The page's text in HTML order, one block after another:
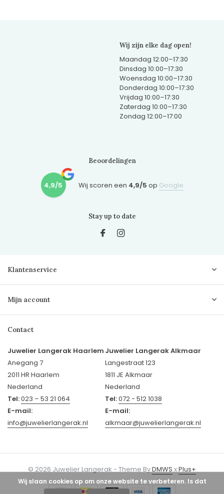
Wij zijn elke dag open!
Maandag 12:00–17:30
Dinsdag 10:00–17:30
Woensdag 10:00–17:30
Donderdag 10:00–17:30
Vrijdag 10:00–17:30
Zaterdag 10:00–17:30
Zondag 12:00–17:00
Beoordelingen
4,9/5 Wij scoren een 4,9/5 op Google
Stay up to date
Klantenservice
Mijn account
Contact
Juwelier Langerak Haarlem
Anegang 7
2011 HR Haarlem
Nederland
Tel:023 – 53 21 064
E-mail:
info@juwelierlangerak.nl
Juwelier Langerak Alkmaar
Langestraat 123
1811 JE Alkmaar
Nederland
Tel:072 - 512 1038
E-mail:
alkmaar@juwelierlangerak.nl
© 2026 Juwelier Langerak - Theme ByDMWSxPlus+
Wij slaan cookies op om onze website te verbeteren. Is dat